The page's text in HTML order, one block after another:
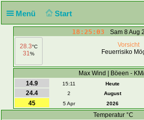
Menü Start
18:25:03
Sam 8 Aug
28.3°C
31%
Vorsicht
Feuerrisiko
Max Wind | Böeen -
14.9
15:11 Heute
24.4
2 August
45
5 Apr 2026
Temperatur °C